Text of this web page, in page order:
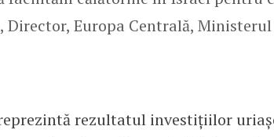
Europa Centrală, Ministerul
rezultatul investiţiilor